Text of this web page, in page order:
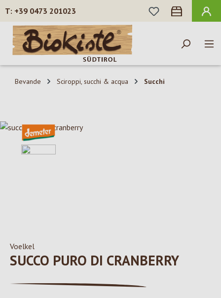
Passa al contenuto principale
+39 0473 201023
HAI 0 ARTICOLI
Bevande Sciroppi, succhi & acqua Succhi
Salta la galleria di immagini
Voelkel
SUCCO PURO DI CRANBERRY